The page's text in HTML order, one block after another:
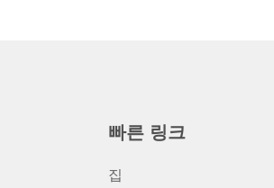
빠른 링크
집